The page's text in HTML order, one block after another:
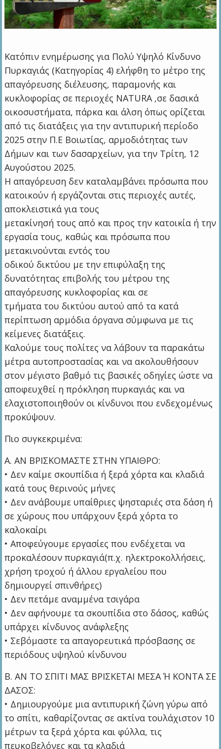
Κατόπιν ενημέρωσης για Πολύ Υψηλό Κίνδυνο
Πυρκαγιάς (Κατηγορίας 4) ελήφθη το μέτρο της
απαγόρευσης διέλευσης, παραμονής και
κυκλοφορίας σε περιοχές NATURA ,σε δασικά
οικοσυστήματα, πάρκα και άλση όπως ορίζεται
από τις διατάξεις για την αντιπυρική περίοδο
2025 στην Π.Ε Βοιωτίας, αρμοδιότητας των
Δήμων και των δασαρχείων, για την Τρίτη, 12
Αυγούστου 2025.
Η απαγόρευση δεν καταλαμβάνει πρόσωπα που
κατοικούν ή εργάζονται στις περιοχές αυτές,
αποκλειστικά για τους
μετακίνησή τους από και προς την κατοικία ή την
εργασία τους, καθώς και πρόσωπα που
μετακινούνται εντός του
οδικού δικτύου με την επιφύλαξη της
δυνατότητας επιβολής του μέτρου της
απαγόρευσης κυκλοφορίας και σε
τμήματα του δικτύου αυτού από τα κατά
περίπτωση αρμόδια όργανα σύμφωνα με τις
κείμενες διατάξεις.
Καλούμε τους πολίτες να λάβουν τα παρακάτω
μέτρα αυτοπροστασίας και να ακολουθήσουν
στον μέγιστο βαθμό τις βασικές οδηγίες ώστε να
αποφευχθεί η πρόκληση πυρκαγιάς και να
ελαχιστοποιηθούν οι κίνδυνοι που ενδεχομένως
προκύψουν.
Πιο συγκεκριμένα:
A. ΑΝ ΒΡΙΣΚΟΜΑΣΤΕ ΣΤΗΝ ΥΠΑΙΘΡΟ:
• Δεν καίμε σκουπίδια ή ξερά χόρτα και κλαδιά
κατά τους θερινούς μήνες
• Δεν ανάβουμε υπαίθριες ψησταριές στα δάση ή
σε χώρους που υπάρχουν ξερά χόρτα το
καλοκαίρι
• Αποφεύγουμε εργασίες που ενδέχεται να
προκαλέσουν πυρκαγιά(π.χ. ηλεκτροκολλήσεις,
χρήση τροχού ή άλλου εργαλείου που
δημιουργεί σπινθήρες)
• Δεν πετάμε αναμμένα τσιγάρα
• Δεν αφήνουμε τα σκουπίδια στο δάσος, καθώς
υπάρχει κίνδυνος ανάφλεξης
• Σεβόμαστε τα απαγορευτικά πρόσβασης σε
περιόδους υψηλού κίνδυνου
Β. ΑΝ ΤΟ ΣΠΙΤΙ ΜΑΣ ΒΡΙΣΚΕΤΑΙ ΜΕΣΑ Ή ΚΟΝΤΑ ΣΕ
ΔΑΣΟΣ:
• Δημιουργούμε μια αντιπυρική ζώνη γύρω από
το σπίτι, καθαρίζοντας σε ακτίνα τουλάχιστον 10
μέτρων τα ξερά χόρτα και φύλλα, τις
πευκοβελόνες και τα κλαδιά